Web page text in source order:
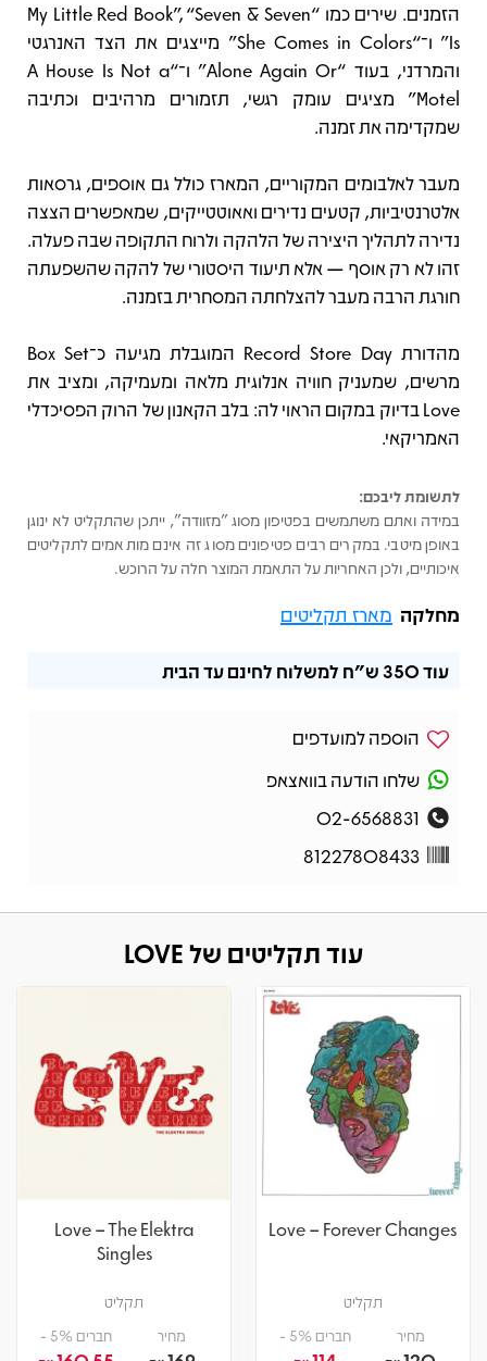
הזמנים. שירים כמו “My Little Red Book”, “Seven & Seven
Is” ו־“She Comes in Colors” מייצגים את הצד האנרגטי
והמרדני, בעוד “Alone Again Or” ו־“A House Is Not a
Motel” מציגים עומק רגשי, תזמורים מרהיבים וכתיבה
שמקדימה את זמנה.
מעבר לאלבומים המקוריים, המארז כולל גם אוספים, גרסאות
אלטרנטיביות, קטעים נדירים ואאוטטייקים, שמאפשרים הצצה
נדירה לתהליך היצירה של הלהקה ולרוח התקופה שבה פעלה.
זהו לא רק אוסף — אלא תיעוד היסטורי של להקה שהשפעתה
חורגת הרבה מעבר להצלחתה המסחרית בזמנה.
מהדורת Record Store Day המוגבלת מגיעה כ־Box Set
מרשים, שמעניק חוויה אנלוגית מלאה ומעמיקה, ומציב את
Love בדיוק במקום הראוי לה: בלב הקאנון של הרוק הפסיכדלי
האמריקאי.
לתשומת ליבכם:
במידה ואתם משתמשים בפטיפון מסוג "מזוודה", ייתכן שהתקליט לא ינוגן
באופן מיטבי. במקרים רבים פטיפונים מסוג זה אינם מותאמים לתקליטים
איכותיים, ולכן האחריות על התאמת המוצר חלה על הרוכש.
מחלקה מארז תקליטים
עוד350 ש"ח למשלוח לחינם עד הבית
הוספה למועדפים
שלחו הודעה בוואצאפ
02-6568831
81227808433
עוד תקליטים של LOVE
Love – Forever Changes
תקליט
מחיר חברים 5% -
Love – The Elektra
Singles
תקליט
מחיר חברים 5% -